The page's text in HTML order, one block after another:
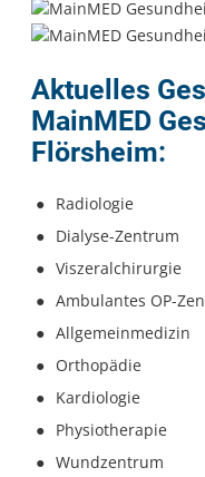
Aktuelles
MainMED
Flörsheim:
Radiologie
Dialyse-Zentrum
Viszeralchirurgie
Ambulantes OP-
Allgemeinmedizin
Orthopädie
Kardiologie
Physiotherapie
Wundzentrum